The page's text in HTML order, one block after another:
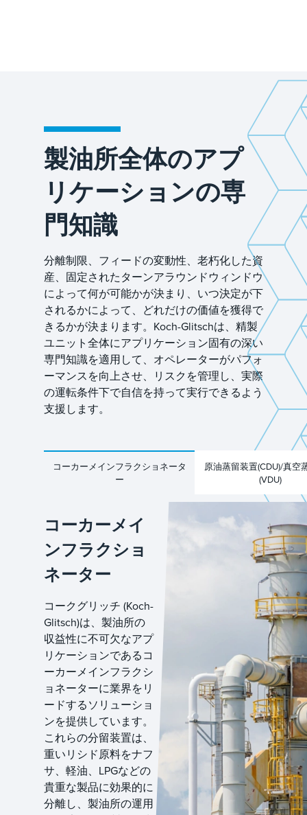
製油所全体のアプ
リケーションの専
門知識
分離制限、フィードの変動性、老朽化した資
産、固定されたターンアラウンドウィンドウ
によって何が可能かが決まり、いつ決定が下
されるかによって、どれだけの価値を獲得で
きるかが決まります。Koch-Glitschは、精製
ユニット全体にアプリケーション固有の深い
専門知識を適用して、オペレーターがパフォ
ーマンスを向上させ、リスクを管理し、実際
の運転条件下で自信を持って実行できるよう
支援します。
コーカーメインフラクショネータ
ー
原油蒸留装置(CDU)/真空
(VDU)
コーカーメイ
ンフラクショ
ネーター
コークグリッチ (Koch-
Glitsch)は、製油所の
収益性に不可欠なアプ
リケーションであるコ
ーカーメインフラクシ
ョネーターに業界をリ
ードするソリューショ
ンを提供しています。
これらの分留装置は、
重いリシド原料をナフ
サ、軽油、LPGなどの
貴重な製品に効果的に
分離し、製油所の運用